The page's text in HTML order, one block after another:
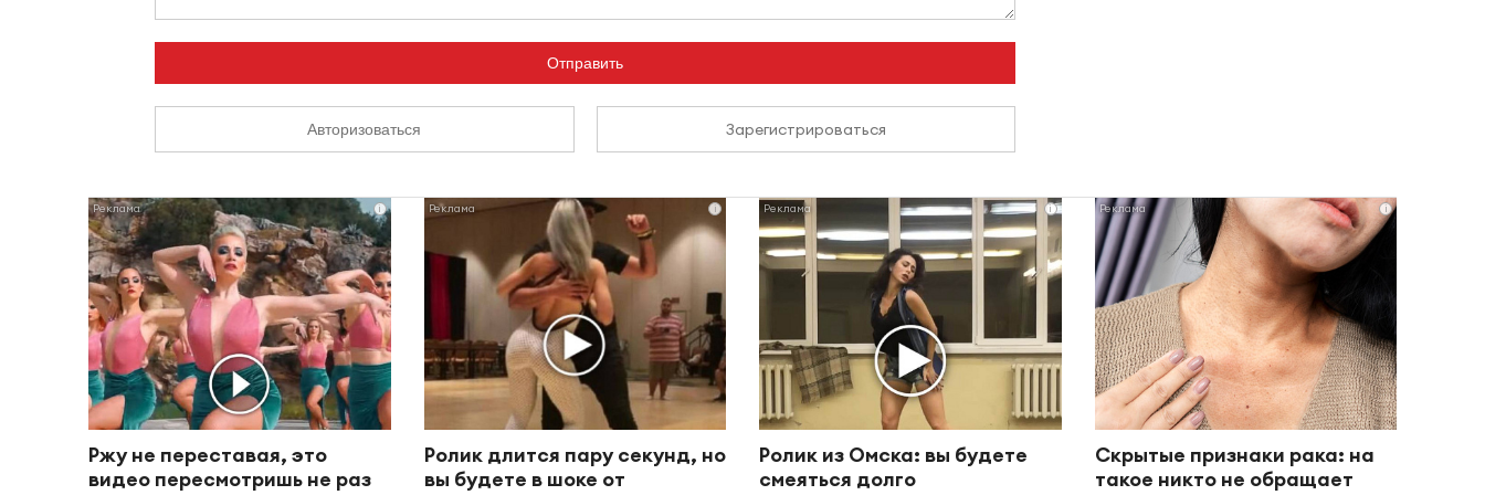
Отправить
Авторизоваться Зарегистрироваться
i
Ржу не переставая, это
видео пересмотришь не раз
i
Ролик длится пару секунд, но
вы будете в шоке от
i
Ролик из Омска: вы будете
смеяться долго
i
Скрытые признаки рака: на
такое никто не обращает